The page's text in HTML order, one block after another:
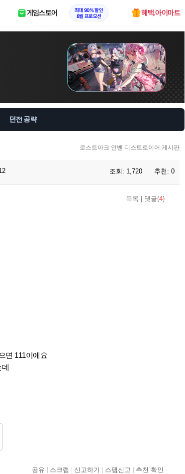
게임스토어
최대 90% 할인
8월 프로모션
혜택.아이마트
던전 공략
로스트아크 인벤 디스트로이어 게시판
조회: 1,720 추천: 0
목록 댓글(4)
면 111이에요
데
공유 스크랩 신고하기 스팸신고 추천 확인